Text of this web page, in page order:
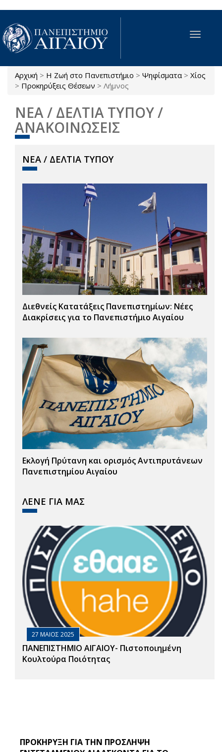
Παράκαμψη προς το κυρίως περιεχόμενο
Toggle
Είστε εδώ
Αρχική > Η Ζωή στο Πανεπιστήμιο > Ψηφίσματα > Χίος
> Προκηρύξεις Θέσεων > Λήμνος
ΝΕΑ / ΔΕΛΤΙΑ ΤΥΠΟΥ /
ΑΝΑΚΟΙΝΩΣΕΙΣ
ΝΕΑ / ΔΕΛΤΙΑ ΤΥΠΟΥ
Διεθνείς Κατατάξεις Πανεπιστημίων: Νέες
Διακρίσεις για το Πανεπιστήμιο Αιγαίου
Εκλογή Πρύτανη και ορισμός Αντιπρυτάνεων
Πανεπιστημίου Αιγαίου
ΛΕΝΕ ΓΙΑ ΜΑΣ
27 ΜΑΙΟΣ 2025
ΠΑΝΕΠΙΣΤΗΜΙΟ ΑΙΓΑΙΟΥ- Πιστοποιημένη
Κουλτούρα Ποιότητας
ΠΡΟΚΗΡΥΞΗ ΓΙΑ ΤΗΝ ΠΡΟΣΛΗΨΗ